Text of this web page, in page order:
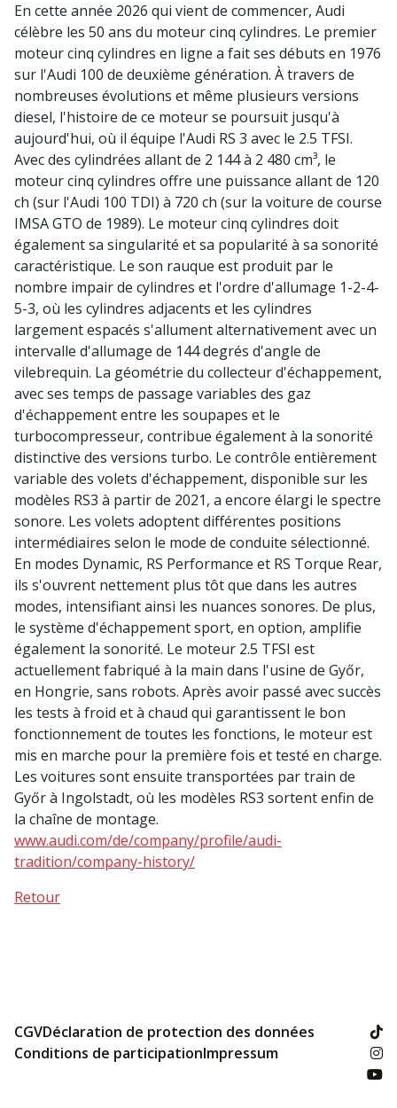
En cette année 2026 qui vient de commencer, Audi
célèbre les 50 ans du moteur cinq cylindres. Le premier
moteur cinq cylindres en ligne a fait ses débuts en 1976
sur l'Audi 100 de deuxième génération. À travers de
nombreuses évolutions et même plusieurs versions
diesel, l'histoire de ce moteur se poursuit jusqu'à
aujourd'hui, où il équipe l'Audi RS 3 avec le 2.5 TFSI.
Avec des cylindrées allant de 2 144 à 2 480 cm³, le
moteur cinq cylindres offre une puissance allant de 120
ch (sur l'Audi 100 TDI) à 720 ch (sur la voiture de course
IMSA GTO de 1989). Le moteur cinq cylindres doit
également sa singularité et sa popularité à sa sonorité
caractéristique. Le son rauque est produit par le
nombre impair de cylindres et l'ordre d'allumage 1-2-4-
5-3, où les cylindres adjacents et les cylindres
largement espacés s'allument alternativement avec un
intervalle d'allumage de 144 degrés d'angle de
vilebrequin. La géométrie du collecteur d'échappement,
avec ses temps de passage variables des gaz
d'échappement entre les soupapes et le
turbocompresseur, contribue également à la sonorité
distinctive des versions turbo. Le contrôle entièrement
variable des volets d'échappement, disponible sur les
modèles RS3 à partir de 2021, a encore élargi le spectre
sonore. Les volets adoptent différentes positions
intermédiaires selon le mode de conduite sélectionné.
En modes Dynamic, RS Performance et RS Torque Rear,
ils s'ouvrent nettement plus tôt que dans les autres
modes, intensifiant ainsi les nuances sonores. De plus,
le système d'échappement sport, en option, amplifie
également la sonorité. Le moteur 2.5 TFSI est
actuellement fabriqué à la main dans l'usine de Győr,
en Hongrie, sans robots. Après avoir passé avec succès
les tests à froid et à chaud qui garantissent le bon
fonctionnement de toutes les fonctions, le moteur est
mis en marche pour la première fois et testé en charge.
Les voitures sont ensuite transportées par train de
Győr à Ingolstadt, où les modèles RS3 sortent enfin de
la chaîne de montage.
www.audi.com/de/company/profile/audi-
tradition/company-history/
Retour
CGVDéclaration de protection des données
Conditions de participationImpressum